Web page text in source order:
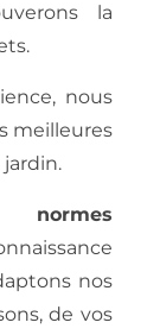
la
nous
meilleures
normes
nos
de vos